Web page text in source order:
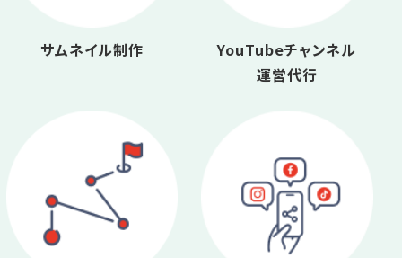
サムネイル制作
YouTubeチャンネル
運営代行